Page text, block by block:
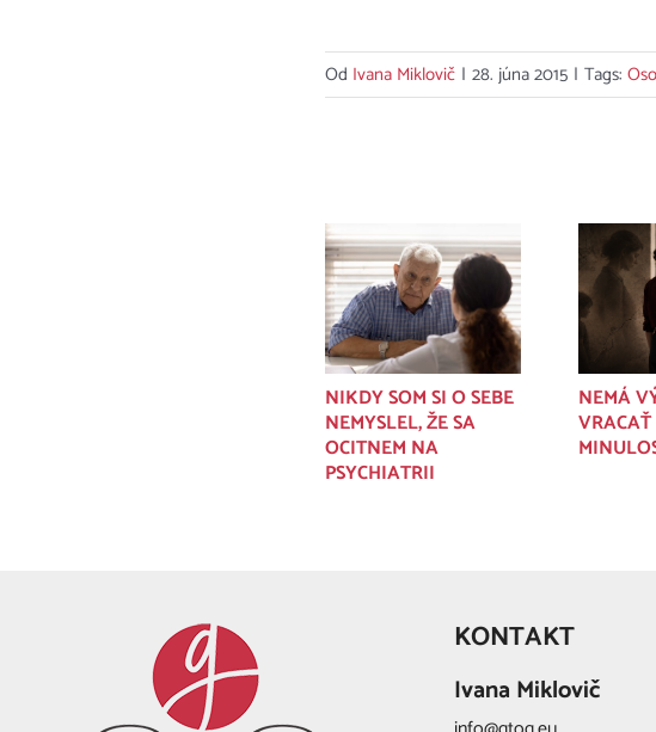
Od Ivana Miklovič | 28. júna 2015 | Tags:
NIKDY SOM SI O SEBE
NEMYSLEL, ŽE SA
OCITNEM NA
PSYCHIATRII
NEMÁ
KONTAKT
Ivana Miklovič